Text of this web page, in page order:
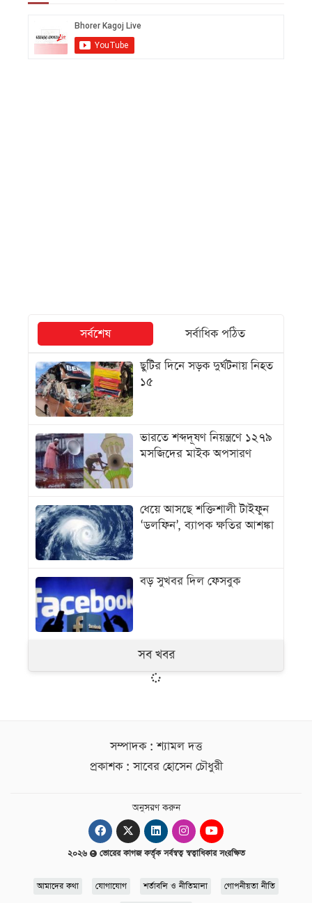
সর্বশেষ
সর্বাধিক পঠিত
ছুটির দিনে সড়ক দুর্ঘটনায় নিহত
১৫
ভারতে শব্দদূষণ নিয়ন্ত্রণে ১২৭৯
মসজিদের মাইক অপসারণ
ধেয়ে আসছে শক্তিশালী টাইফুন
‘ডলফিন’, ব্যাপক ক্ষতির আশঙ্কা
বড় সুখবর দিল ফেসবুক
সব খবর
সম্পাদক : শ্যামল দত্ত
প্রকাশক : সাবের হোসেন চৌধুরী
অনুসরণ করুন
২০২৬ ভোরের কাগজ কর্তৃক সর্বস্বত্ব স্বত্বাধিকার সংরক্ষিত
আমাদের কথা যোগাযোগ শর্তাবলি ও নীতিমালা গোপনীয়তা নীতি